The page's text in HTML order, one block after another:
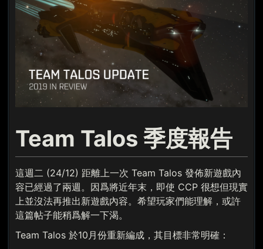
Team Talos 季度報告
這週二 (24/12) 距離上一次 Team Talos 發佈新遊戲內
容已經過了兩週。因爲將近年末，即使 CCP 很想但現實
上並沒法再推出新遊戲內容。希望玩家們能理解，或許
這篇帖子能稍爲解一下渴。
Team Talos 於10月份重新編成，其目標非常明確：